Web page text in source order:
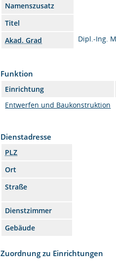
Namenszusatz
Titel
Akad. Grad
Dipl.-Ing.
Funktion
Einrichtung
Entwerfen und Baukonstruktion
Dienstadresse
PLZ
Ort
Straße
Dienstzimmer
Gebäude
Zuordnung zu Einrichtungen